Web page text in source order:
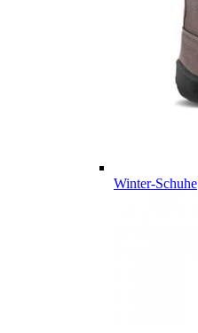
Winter-Schuhe